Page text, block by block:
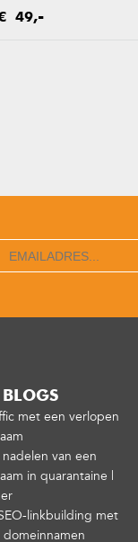
49,-
met een verlopen
van een
in quarantaine |
linkbuilding met